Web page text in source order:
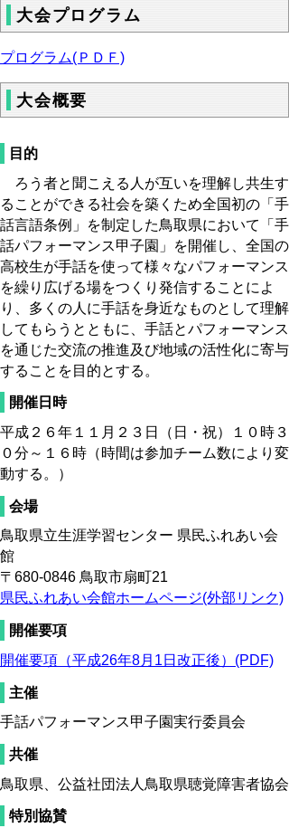
大会プログラム
プログラム(ＰＤＦ)
大会概要
目的
ろう者と聞こえる人が互いを理解し共生す
ることができる社会を築くため全国初の「手
話言語条例」を制定した鳥取県において「手
話パフォーマンス甲子園」を開催し、全国の
高校生が手話を使って様々なパフォーマンス
を繰り広げる場をつくり発信することによ
り、多くの人に手話を身近なものとして理解
してもらうとともに、手話とパフォーマンス
を通じた交流の推進及び地域の活性化に寄与
することを目的とする。
開催日時
平成２６年１１月２３日（日・祝）１０時３
０分～１６時（時間は参加チーム数により変
動する。）
会場
鳥取県立生涯学習センター 県民ふれあい会
館
〒680-0846 鳥取市扇町21
県民ふれあい会館ホームページ(外部リンク)
開催要項
開催要項（平成26年8月1日改正後）(PDF)
主催
手話パフォーマンス甲子園実行委員会
共催
鳥取県、公益社団法人鳥取県聴覚障害者協会
特別協賛